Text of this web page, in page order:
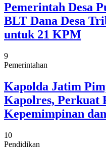
Pemerintah Desa
BLT Dana Desa
untuk 21 KPM
9
Pemerintahan
Kapolda Jatim
Kapolres, Perkuat
Kepemimpinan
10
Pendidikan